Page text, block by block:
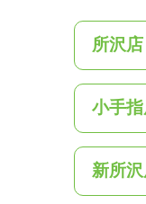
所沢店
小手
新所